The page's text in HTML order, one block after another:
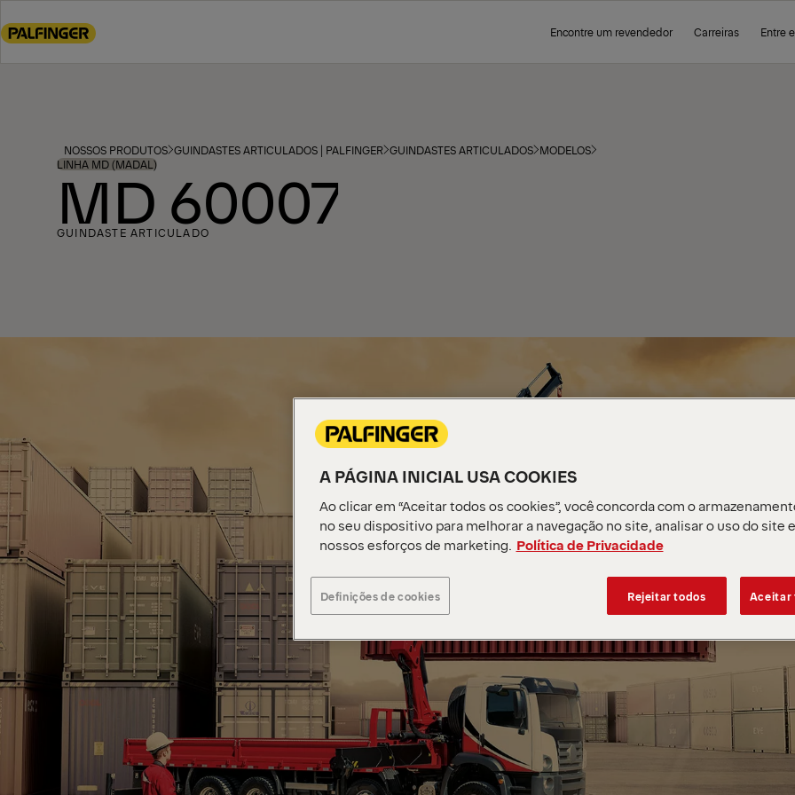
to
Encontre um revendedor Carreiras Entre
NOSSOS PRODUTOS GUINDASTES ARTICULADOS | PALFINGER GUINDASTES ARTICULADOS MODELOS
LINHA MD (MADAL)
MD 60007
GUINDASTE ARTICULADO
A PÁGINA INICIAL USA COOKIES
Ao clicar em “Aceitar todos os cookies”, você concorda com o
no seu dispositivo para melhorar a navegação no site, analisar o uso do site
nossos esforços de marketing. Política de Privacidade
Definições de cookies Rejeitar todos Aceitar